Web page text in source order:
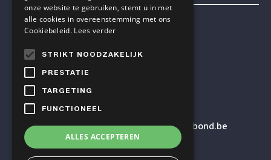
Mensen & Wetenschap VZW
E-MAILADRES
secretariaat@humanistischverbond.be
BEZOEKADRES
onze website te gebruiken, stemt u in met
alle cookies in overeenstemming met ons
Cookiebeleid. Lees verder
STRIKT NOODZAKELIJK
PRESTATIE
TARGETING
FUNCTIONEEL
ALLES ACCEPTEREN